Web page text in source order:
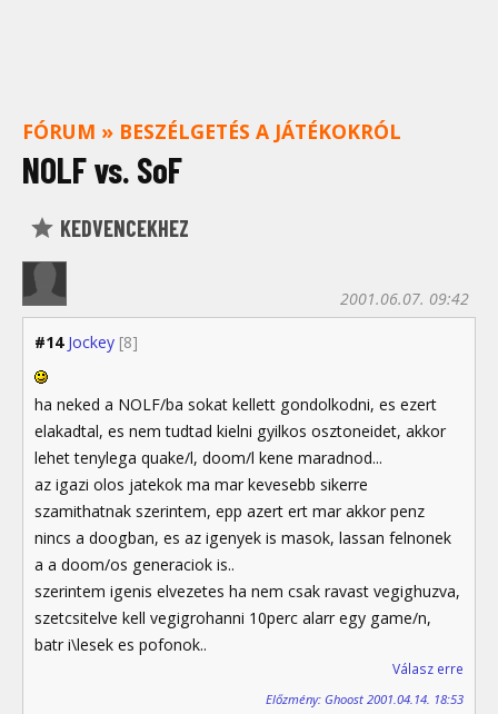
FÓRUM » BESZÉLGETÉS A JÁTÉKOKRÓL
NOLF vs. SoF
KEDVENCEKHEZ
#14 Jockey [8]
2001.06.07. 09:42
ha neked a NOLF/ba sokat kellett gondolkodni, es ezert
elakadtal, es nem tudtad kielni gyilkos osztoneidet, akkor
lehet tenylega quake/l, doom/l kene maradnod...
az igazi olos jatekok ma mar kevesebb sikerre
szamithatnak szerintem, epp azert ert mar akkor penz
nincs a doogban, es az igenyek is masok, lassan felnonek
a a doom/os generaciok is..
szerintem igenis elvezetes ha nem csak ravast vegighuzva,
szetcsitelve kell vegigrohanni 10perc alarr egy game/n,
batr i\lesek es pofonok..
Válasz erre
Előzmény: Ghoost 2001.04.14. 18:53